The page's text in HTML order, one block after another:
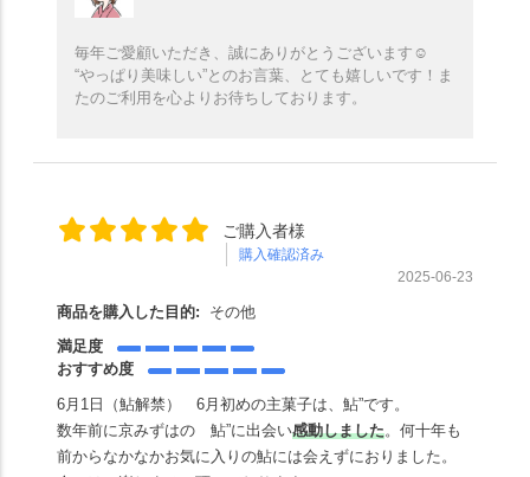
毎年ご愛顧いただき、誠にありがとうございます☺️
“やっぱり美味しい”とのお言葉、とても嬉しいです！ま
たのご利用を心よりお待ちしております。
ご購入者様
購入確認済み
2025-06-23
商品を購入した目的:
その他
満足度
おすすめ度
6月1日（鮎解禁） 6月初めの主菓子は、鮎”です。
数年前に京みずはの 鮎”に出会い感動しました。何十年も
前からなかなかお気に入りの鮎には会えずにおりました。